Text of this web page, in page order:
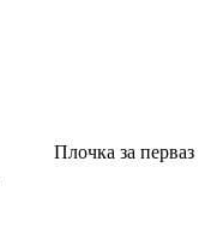
Плочка за перваз